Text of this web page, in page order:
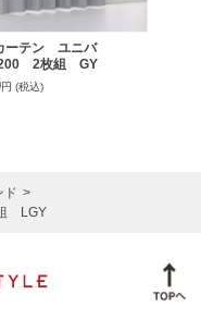
ーテン ユニバ
2枚組 GY
円 (税込)
ド
LGY